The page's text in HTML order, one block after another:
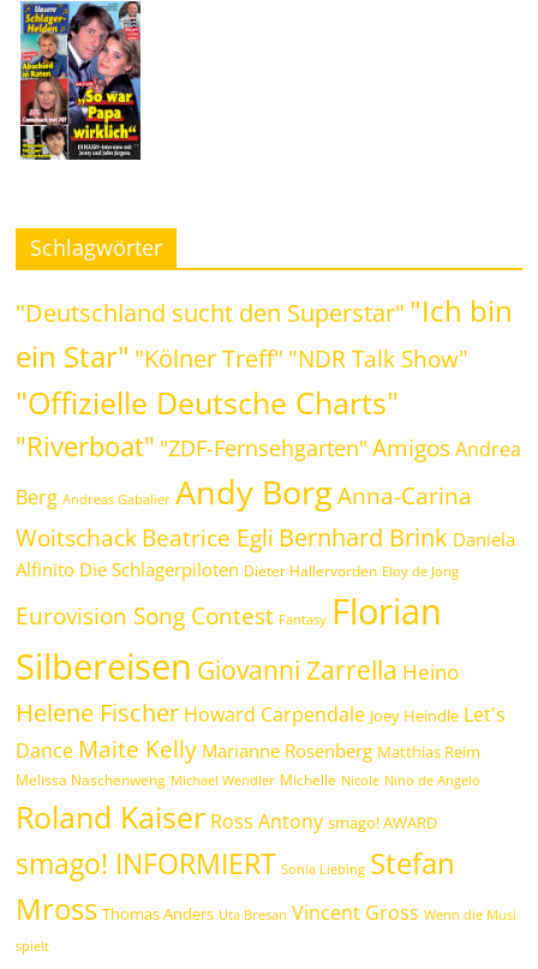
Schlagwörter
"Deutschland sucht den Superstar" "Ich bin
ein Star" "Kölner Treff" "NDR Talk Show"
"Offizielle Deutsche Charts"
"Riverboat" "ZDF-Fernsehgarten" Amigos Andrea
Berg Andreas Gabalier Andy Borg Anna-Carina
WoitschackBeatrice Egli Bernhard Brink Daniela
Alfinito Die Schlagerpiloten Dieter Hallervorden Eloy de Jong
Eurovision Song Contest Fantasy Florian
Silbereisen Giovanni Zarrella Heino
Helene Fischer Howard Carpendale Joey Heindle Let's
Dance Maite Kelly Marianne Rosenberg Matthias Reim
Melissa Naschenweng Michael Wendler Michelle Nicole Nino de Angelo
Roland Kaiser Ross Antony smago! AWARD
smago! INFORMIERT Sonia Liebing Stefan
Mross Thomas Anders Uta Bresan Vincent Gross Wenn die Musi
spielt